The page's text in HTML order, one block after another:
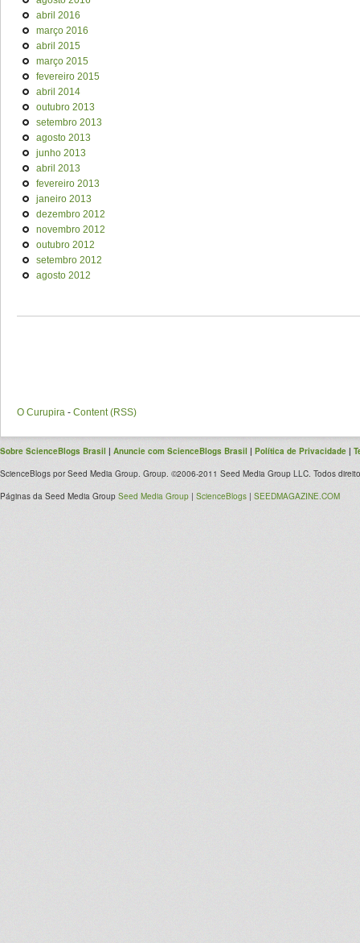
abril 2016
março 2016
abril 2015
março 2015
fevereiro 2015
abril 2014
outubro 2013
setembro 2013
agosto 2013
junho 2013
abril 2013
fevereiro 2013
janeiro 2013
dezembro 2012
novembro 2012
outubro 2012
setembro 2012
agosto 2012
O Curupira - Content (RSS)
Sobre ScienceBlogs Brasil | Anuncie com ScienceBlogs Brasil | Política de Privacidade |
ScienceBlogs por Seed Media Group. Group. ©2006-2011 Seed Media Group LLC. Todos
Páginas da Seed Media Group Seed Media Group | ScienceBlogs | SEEDMAGAZINE.COM